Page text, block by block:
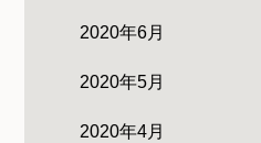
2020年6月
2020年5月
2020年4月